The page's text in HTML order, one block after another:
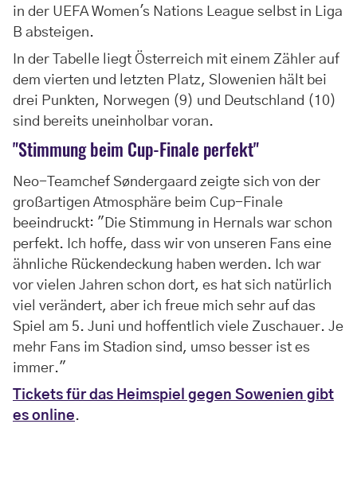
in der UEFA Women's Nations League selbst in Liga
B absteigen.
In der Tabelle liegt Österreich mit einem Zähler auf
dem vierten und letzten Platz, Slowenien hält bei
drei Punkten, Norwegen (9) und Deutschland (10)
sind bereits uneinholbar voran.
"Stimmung beim Cup-Finale perfekt"
Neo-Teamchef Søndergaard zeigte sich von der
großartigen Atmosphäre beim Cup-Finale
beeindruckt: "Die Stimmung in Hernals war schon
perfekt. Ich hoffe, dass wir von unseren Fans eine
ähnliche Rückendeckung haben werden. Ich war
vor vielen Jahren schon dort, es hat sich natürlich
viel verändert, aber ich freue mich sehr auf das
Spiel am 5. Juni und hoffentlich viele Zuschauer. Je
mehr Fans im Stadion sind, umso besser ist es
immer."
Tickets für das Heimspiel gegen Sowenien gibt
es online.